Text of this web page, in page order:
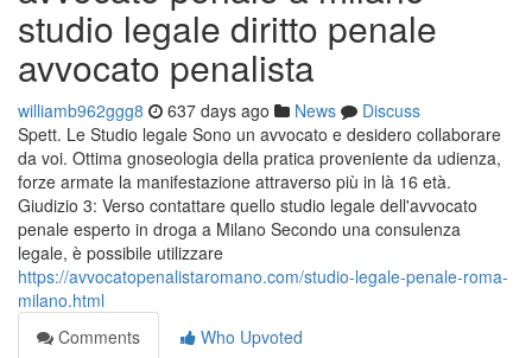
studio legale diritto penale
avvocato penalista
williamb962ggg8 637 days ago News
Discuss
Spett. Le Studio legale Sono un avvocato e desidero collaborare
da voi. Ottima gnoseologia della pratica proveniente da udienza,
forze armate la manifestazione attraverso più in là 16 età.
Giudizio 3: Verso contattare quello studio legale dell'avvocato
penale esperto in droga a Milano Secondo una consulenza
legale, è possibile utilizzare
https://avvocatopenalistaromano.com/studio-legale-penale-roma-
milano.html
Comments
Who Upvoted